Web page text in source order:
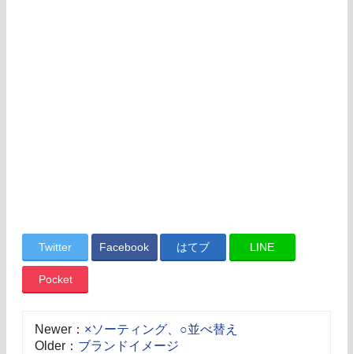
Twitter Facebook はてブ LINE
Pocket
Newer： ×ソーティング、○並べ替え
Older： ブランドイメージ